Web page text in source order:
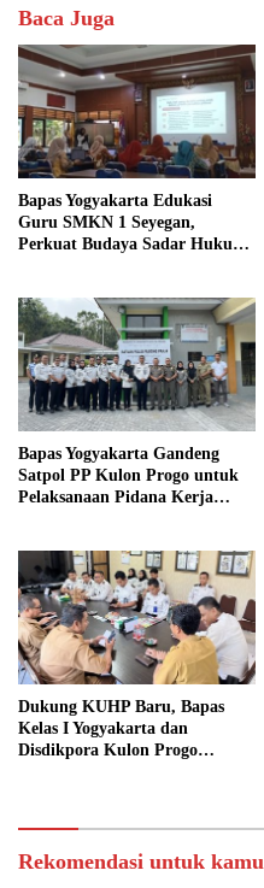
Baca Juga
Bapas Yogyakarta Edukasi
Guru SMKN 1 Seyegan,
Perkuat Budaya Sadar Hukum
Bapas Yogyakarta Gandeng
Satpol PP Kulon Progo untuk
Pelaksanaan Pidana Kerja
Dukung KUHP Baru, Bapas
Kelas I Yogyakarta dan
Disdikpora Kulon Progo
Rekomendasi untuk kamu